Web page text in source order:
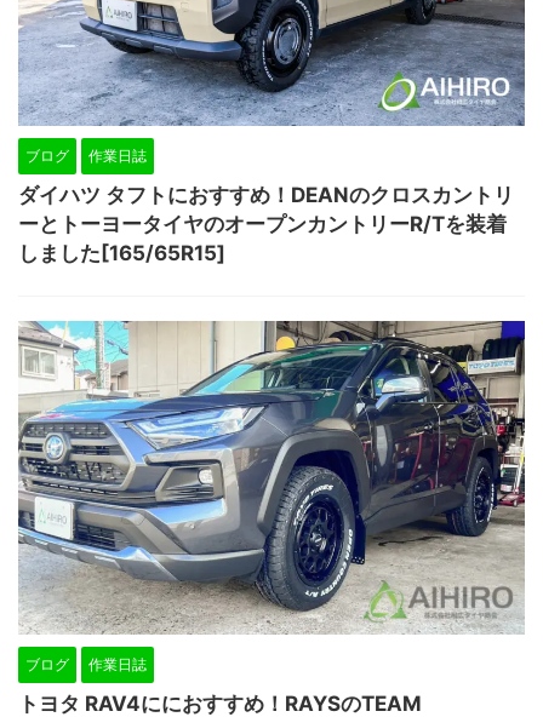
ブログ 作業日誌
ダイハツ タフトにおすすめ！DEANのクロスカントリ
ーとトーヨータイヤのオープンカントリーR/Tを装着
しました[165/65R15]
ブログ 作業日誌
トヨタ RAV4ににおすすめ！RAYSのTEAM